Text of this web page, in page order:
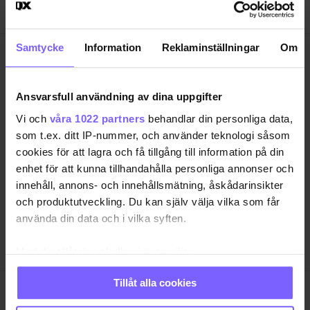
Samtycke Information Reklaminställningar Om
Ansvarsfull användning av dina uppgifter
Vi och våra 1022 partners behandlar din personliga data,
som t.ex. ditt IP-nummer, och använder teknologi såsom
cookies för att lagra och få tillgång till information på din
enhet för att kunna tillhandahålla personliga annonser och
innehåll, annons- och innehållsmätning, åskådarinsikter
och produktutveckling. Du kan själv välja vilka som får
använda din data och i vilka syften.
Med din tillåtelse skulle vi även vilja:
Samla in information om din geografiska plats
som kan ha en noggrannhet på upp till flera meter
Identifiera din enhet genom att aktivt skanna den
Tillåt alla cookies
SAMHÄLLE
NÖJE
LIVSSTIL
QRUISER
SHOP
ANNONSERA
OM OSS
VANLIGA FRÅGOR OCH SVAR
TIDNINGSARKIV
HÄR FINNS TIDNINGEN
INTEGRITETSPOLICY
QX Förlag AB är, sedan 1995, regnbågs-communityts